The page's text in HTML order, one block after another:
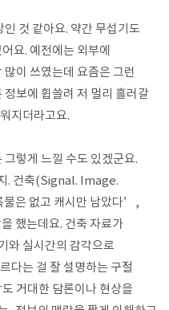
것 같아요. 약간 무섭기도
요. 예전에는 외부에
이 쓰였는데 요즘은 그런
보에 휩쓸려 저 멀리 흘러갈
지더라고요.
렇게 느낄 수도 있겠군요.
. 건축(Signal. Image.
은 없고 캐시만 남았다’,
했는데요. 건축 자료가
와 실시간의 감각으로
다는 걸 잘 설명하는 구절
거대한 담론이나 현상을